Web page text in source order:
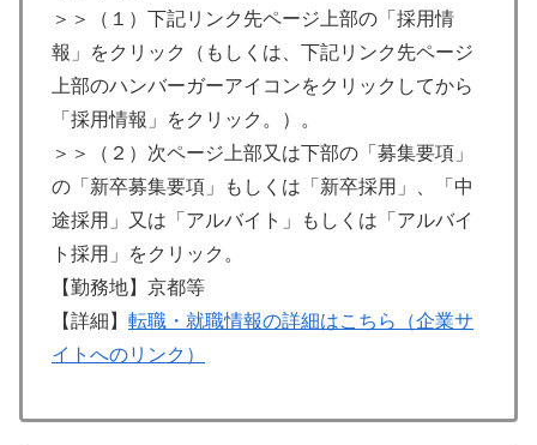
＞＞（１）下記リンク先ページ上部の「採用情
報」をクリック（もしくは、下記リンク先ページ
上部のハンバーガーアイコンをクリックしてから
「採用情報」をクリック。）。
＞＞（２）次ページ上部又は下部の「募集要項」
の「新卒募集要項」もしくは「新卒採用」、「中
途採用」又は「アルバイト」もしくは「アルバイ
ト採用」をクリック。
【勤務地】京都等
【詳細】 転職・就職情報の詳細はこちら（企業サ
イトへのリンク）